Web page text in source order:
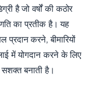
है जो वर्षों की कठोर
का प्रतीक है। यह
प्रदान करने, बीमारियों
में योगदान करने के लिए
बनाती है।